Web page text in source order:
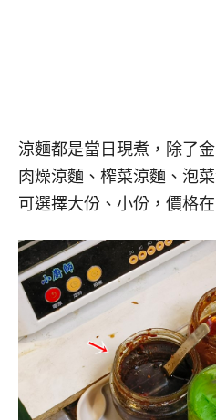
涼麵都是當日現煮，除了
肉燥涼麵、榨菜涼麵、泡
可選擇大份、小份，價格在